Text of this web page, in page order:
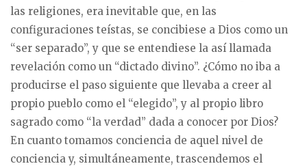
las religiones, era inevitable que, en las
configuraciones teístas, se concibiese a Dios como un
“ser separado”, y que se entendiese la así llamada
revelación como un “dictado divino”. ¿Cómo no iba a
producirse el paso siguiente que llevaba a creer al
propio pueblo como el “elegido”, y al propio libro
sagrado como “la verdad” dada a conocer por Dios?
En cuanto tomamos conciencia de aquel nivel de
conciencia y, simultáneamente, trascendemos el